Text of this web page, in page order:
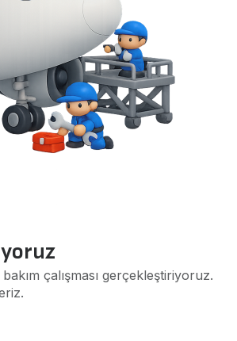
çalışması gerçekleştiriyoruz.